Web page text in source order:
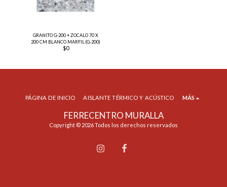
GRANITO G-200 + ZOCALO 70 X
200 CM BLANCO MARFIL (G-200)
$0
FERRECENTRO MURALLA
Copyright © 2026 Todos los derechos reservados
PÁGINA DE INICIO AISLANTE TÉRMICO Y ACÚSTICO MÁS